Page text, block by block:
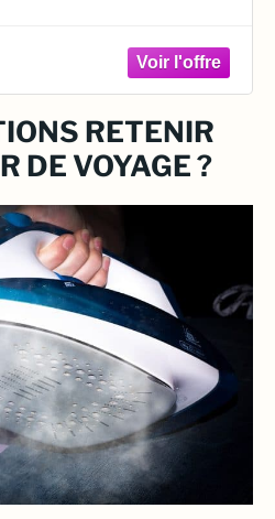
RETENIR
DE VOYAGE ?